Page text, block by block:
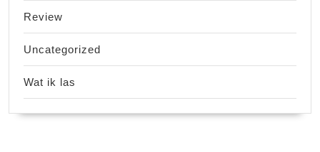
Review
Uncategorized
Wat ik las